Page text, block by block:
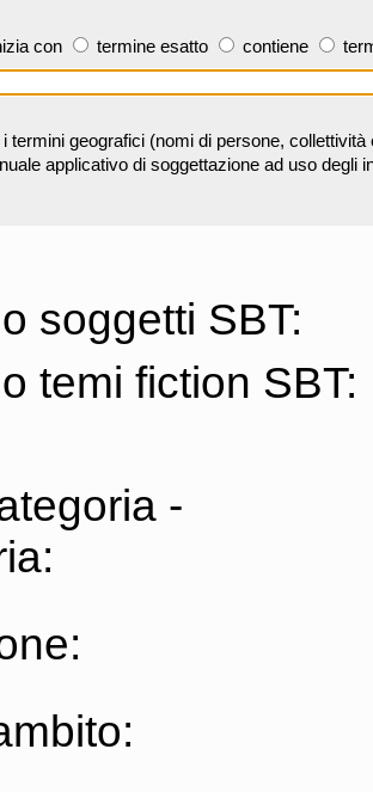
con termine esatto contiene
termini geografici (nomi di persone,
applicativo di soggettazione ad uso degli
soggetti SBT:
temi fiction SBT:
-